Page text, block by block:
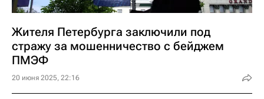
Жителя Петербурга заключили под
стражу за мошенничество с бейджем
ПМЭФ
20 июня 2025, 22:16